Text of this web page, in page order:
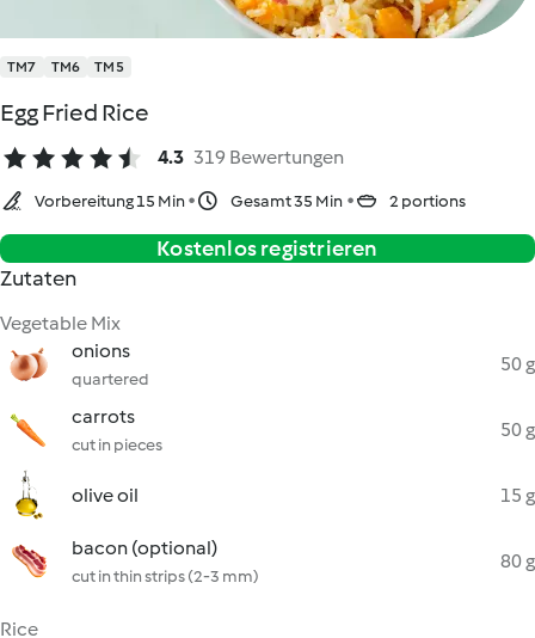
TM7 TM6 TM5
Egg Fried Rice
4.3 319 Bewertungen
Vorbereitung 15 Min Gesamt 35 Min 2 portions
Kostenlos registrieren
Zutaten
Vegetable Mix
onions
quartered
50 g
carrots
cut in pieces
50 g
olive oil 15 g
bacon (optional)
cut in thin strips (2-3 mm)
80 g
Rice